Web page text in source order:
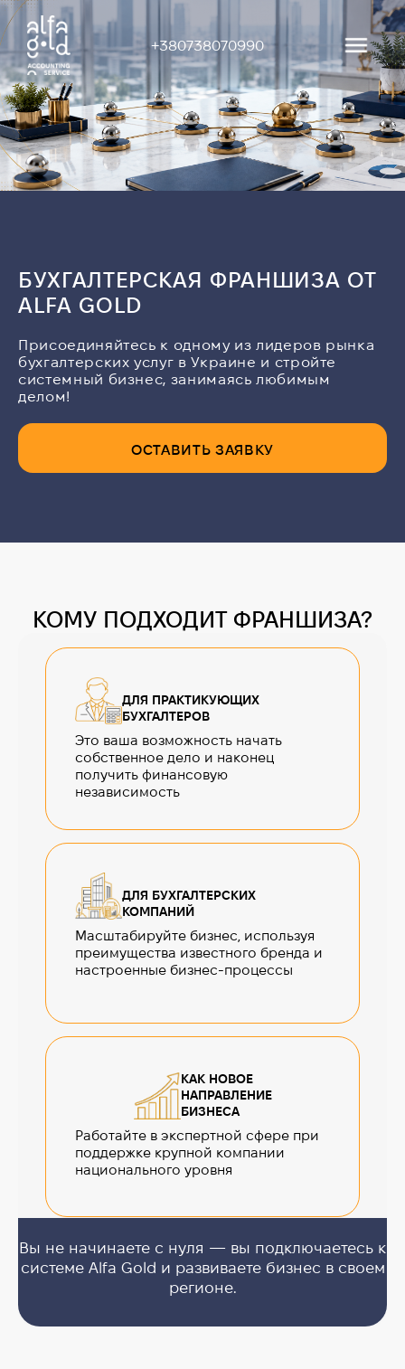
+380738070990
БУХГАЛТЕРСКАЯ ФРАНШИЗА ОТ
ALFA GOLD
Присоединяйтесь к одному из лидеров рынка
бухгалтерских услуг в Украине и стройте
системный бизнес, занимаясь любимым
делом!
ОСТАВИТЬ ЗАЯВКУ
КОМУ ПОДХОДИТ ФРАНШИЗА?
ДЛЯ ПРАКТИКУЮЩИХ
БУХГАЛТЕРОВ
Это ваша возможность начать
собственное дело и наконец
получить финансовую
независимость
ДЛЯ БУХГАЛТЕРСКИХ
КОМПАНИЙ
Масштабируйте бизнес, используя
преимущества известного бренда и
настроенные бизнес-процессы
КАК НОВОЕ
НАПРАВЛЕНИЕ
БИЗНЕСА
Работайте в экспертной сфере при
поддержке крупной компании
национального уровня
Вы не начинаете с нуля — вы подключаетесь к
системе Alfa Gold и развиваете бизнес в своем
регионе.